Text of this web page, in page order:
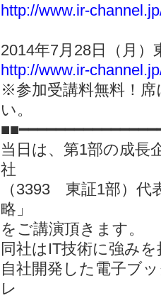
http://www.ir-
2014年7月28日（月
http://www.ir-
※参加受講料無料！
い。
当日は、第1部の成長
社
（3393 東証1部）
略」
をご講演頂きます。
同社はIT技術に強み
自社開発した電子ブ
レ